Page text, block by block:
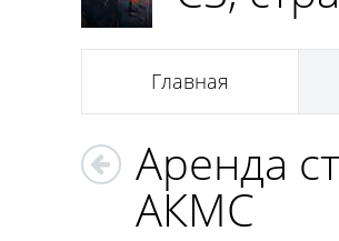
Главная
Аренда
АКМС